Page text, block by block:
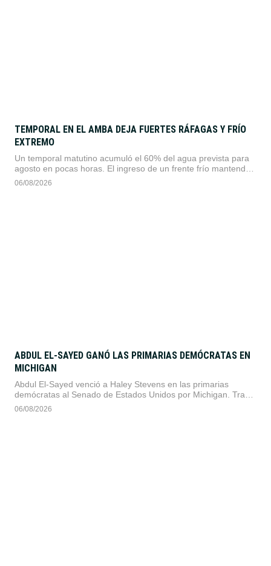
TEMPORAL EN EL AMBA DEJA FUERTES RÁFAGAS Y FRÍO
EXTREMO
Un temporal matutino acumuló el 60% del agua prevista para
agosto en pocas horas. El ingreso de un frente frío mantendrá
alertas por viento y provocará temperaturas de hasta 3 °C
06/08/2026
ABDUL EL-SAYED GANÓ LAS PRIMARIAS DEMÓCRATAS EN
MICHIGAN
Abdul El-Sayed venció a Haley Stevens en las primarias
demócratas al Senado de Estados Unidos por Michigan. Tras
superar a candidaturas respaldadas por sectores centristas, el
06/08/2026